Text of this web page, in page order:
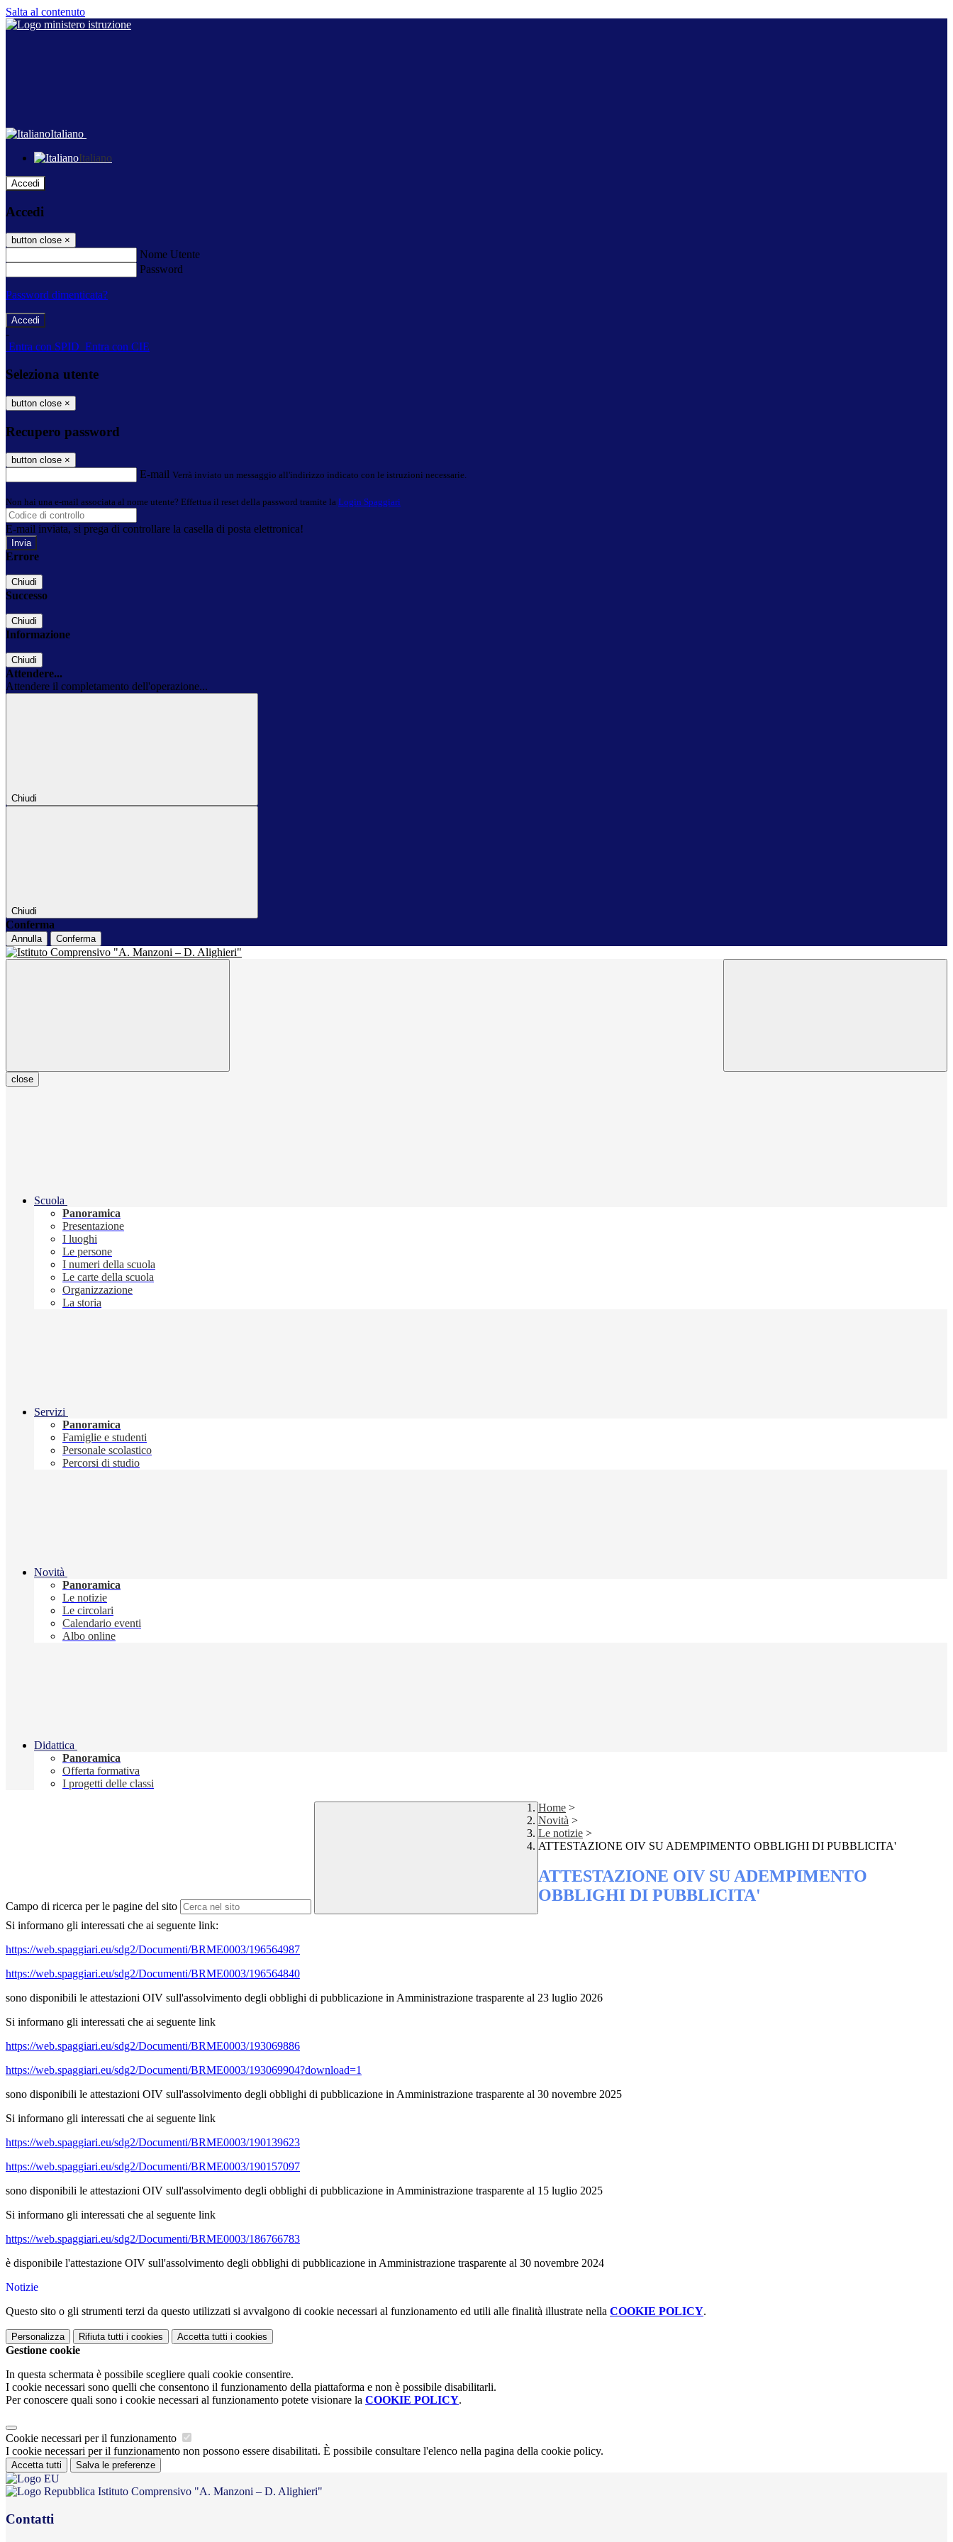
Salta al contenuto
Italiano
Italiano
Accedi
Accedi
button close ×
Nome Utente
Password
Password dimenticata?
-
Entra con SPID Entra con CIE
Seleziona utente
button close ×
Recupero password
button close ×
E-mail Verrà inviato un messaggio all'indirizzo indicato con le istruzioni necessarie.
Non hai una e-mail associata al nome utente? Effettua il reset della password tramite la Login Spaggiari
E-mail inviata, si prega di controllare la casella di posta elettronica!
Errore
Chiudi
Successo
Chiudi
Informazione
Chiudi
Attendere...
Attendere il completamento dell'operazione...
Chiudi
Chiudi
Conferma
Annulla Conferma
close
Scuola
Panoramica
Presentazione
I luoghi
Le persone
I numeri della scuola
Le carte della scuola
Organizzazione
La storia
Servizi
Panoramica
Famiglie e studenti
Personale scolastico
Percorsi di studio
Novità
Panoramica
Le notizie
Le circolari
Calendario eventi
Albo online
Didattica
Panoramica
Offerta formativa
I progetti delle classi
Campo di ricerca per le pagine del sito
Home >
Novità >
Le notizie >
ATTESTAZIONE OIV SU ADEMPIMENTO OBBLIGHI DI PUBBLICITA'
ATTESTAZIONE OIV SU ADEMPIMENTO
OBBLIGHI DI PUBBLICITA'
Si informano gli interessati che ai seguente link:
https://web.spaggiari.eu/sdg2/Documenti/BRME0003/196564987
https://web.spaggiari.eu/sdg2/Documenti/BRME0003/196564840
sono disponibili le attestazioni OIV sull'assolvimento degli obblighi di pubblicazione in Amministrazione trasparente al 23 luglio 2026
Si informano gli interessati che ai seguente link
https://web.spaggiari.eu/sdg2/Documenti/BRME0003/193069886
https://web.spaggiari.eu/sdg2/Documenti/BRME0003/193069904?download=1
sono disponibili le attestazioni OIV sull'assolvimento degli obblighi di pubblicazione in Amministrazione trasparente al 30 novembre 2025
Si informano gli interessati che ai seguente link
https://web.spaggiari.eu/sdg2/Documenti/BRME0003/190139623
https://web.spaggiari.eu/sdg2/Documenti/BRME0003/190157097
sono disponibili le attestazioni OIV sull'assolvimento degli obblighi di pubblicazione in Amministrazione trasparente al 15 luglio 2025
Si informano gli interessati che al seguente link
https://web.spaggiari.eu/sdg2/Documenti/BRME0003/186766783
è disponibile l'attestazione OIV sull'assolvimento degli obblighi di pubblicazione in Amministrazione trasparente al 30 novembre 2024
Notizie
Questo sito o gli strumenti terzi da questo utilizzati si avvalgono di cookie necessari al funzionamento ed utili alle finalità illustrate nella COOKIE POLICY.
Personalizza Rifiuta tutti i cookies Accetta tutti i cookies
Gestione cookie
In questa schermata è possibile scegliere quali cookie consentire.
I cookie necessari sono quelli che consentono il funzionamento della piattaforma e non è possibile disabilitarli.
Per conoscere quali sono i cookie necessari al funzionamento potete visionare la COOKIE POLICY.
Cookie necessari per il funzionamento
I cookie necessari per il funzionamento non possono essere disabilitati. È possibile consultare l'elenco nella pagina della cookie policy.
Accetta tutti Salva le preferenze
Istituto Comprensivo "A. Manzoni – D. Alighieri"
Contatti